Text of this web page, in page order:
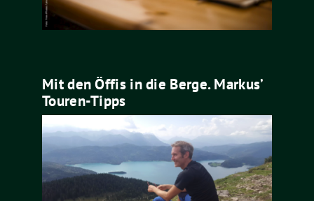
Mit den Öffis in die Berge. Markus’
Touren-Tipps